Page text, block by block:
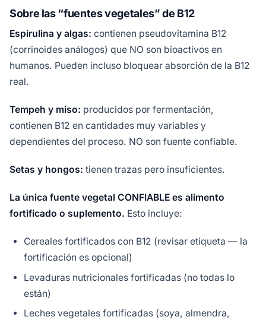
Sobre las “fuentes vegetales” de B12
Espirulina y algas: contienen pseudovitamina B12
(corrinoides análogos) que NO son bioactivos en
humanos. Pueden incluso bloquear absorción de la B12
real.
Tempeh y miso: producidos por fermentación,
contienen B12 en cantidades muy variables y
dependientes del proceso. NO son fuente confiable.
Setas y hongos: tienen trazas pero insuficientes.
La única fuente vegetal CONFIABLE es alimento
fortificado o suplemento. Esto incluye:
Cereales fortificados con B12 (revisar etiqueta — la
fortificación es opcional)
Levaduras nutricionales fortificadas (no todas lo
están)
Leches vegetales fortificadas (soya, almendra,